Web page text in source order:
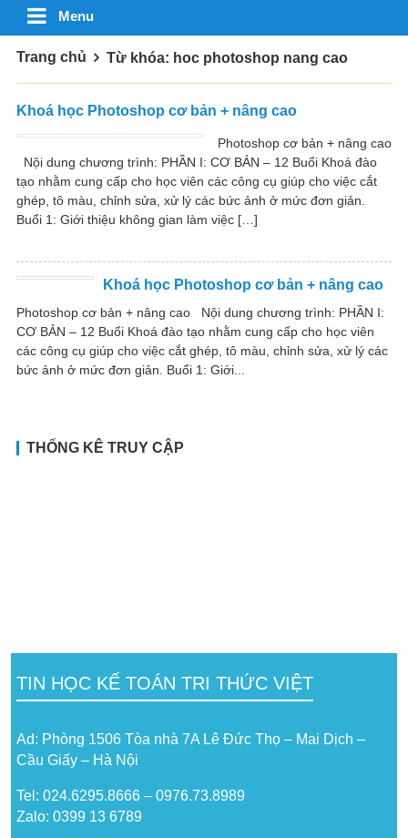
Menu
Trang chủ Từ khóa: hoc photoshop nang cao
Khoá học Photoshop cơ bản + nâng cao
Photoshop cơ bản + nâng cao
Nội dung chương trình: PHẦN I: CƠ BẢN – 12 Buổi Khoá đào
tạo nhằm cung cấp cho học viên các công cụ giúp cho việc cắt
ghép, tô màu, chỉnh sửa, xử lý các bức ảnh ở mức đơn giản.
Buổi 1: Giới thiệu không gian làm việc […]
Khoá học Photoshop cơ bản + nâng cao
Photoshop cơ bản + nâng cao Nội dung chương trình: PHẦN I:
CƠ BẢN – 12 Buổi Khoá đào tạo nhằm cung cấp cho học viên
các công cụ giúp cho việc cắt ghép, tô màu, chỉnh sửa, xử lý các
bức ảnh ở mức đơn giản. Buổi 1: Giới...
THỐNG KÊ TRUY CẬP
TIN HỌC KẾ TOÁN TRI THỨC VIỆT
Ad: Phòng 1506 Tòa nhà 7A Lê Đức Thọ – Mai Dịch –
Cầu Giấy – Hà Nội
Tel: 024.6295.8666 – 0976.73.8989
Zalo: 0399 13 6789